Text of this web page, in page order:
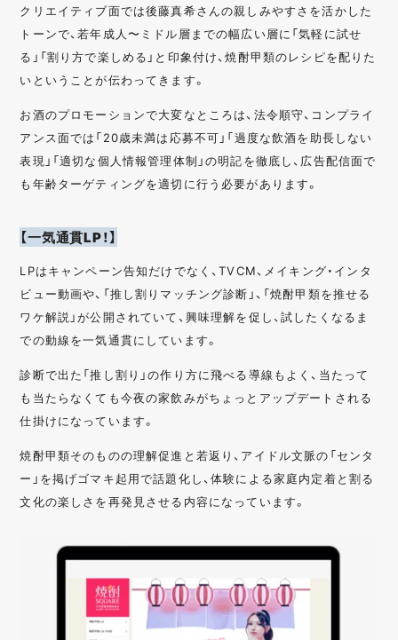
クリエイティブ面では後藤真希さんの親しみやすさを活かした
トーンで、若年成人〜ミドル層までの幅広い層に「気軽に試せ
る」「割り方で楽しめる」と印象付け、焼酎甲類のレシピを配りた
いということが伝わってきます。
お酒のプロモーションで大変なところは、法令順守、コンプライ
アンス面では「20歳未満は応募不可」「過度な飲酒を助長しない
表現」「適切な個人情報管理体制」の明記を徹底し、広告配信面で
も年齢ターゲティングを適切に行う必要があります。
【一気通貫LP！】
LPはキャンペーン告知だけでなく、TVCM、メイキング・インタ
ビュー動画や、「推し割りマッチング診断」、「焼酎甲類を推せる
ワケ解説」が公開されていて、興味理解を促し、試したくなるま
での動線を一気通貫にしています。
診断で出た「推し割り」の作り方に飛べる導線もよく、当たって
も当たらなくても今夜の家飲みがちょっとアップデートされる
仕掛けになっています。
焼酎甲類そのものの理解促進と若返り、アイドル文脈の「センタ
ー」を掲げゴマキ起用で話題化し、体験による家庭内定着と割る
文化の楽しさを再発見させる内容になっています。